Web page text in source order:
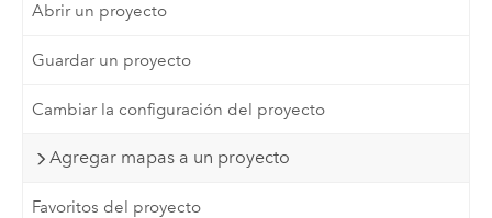
Abrir un proyecto
Guardar un proyecto
Cambiar la configuración del proyecto
Agregar mapas a un proyecto
Favoritos del proyecto